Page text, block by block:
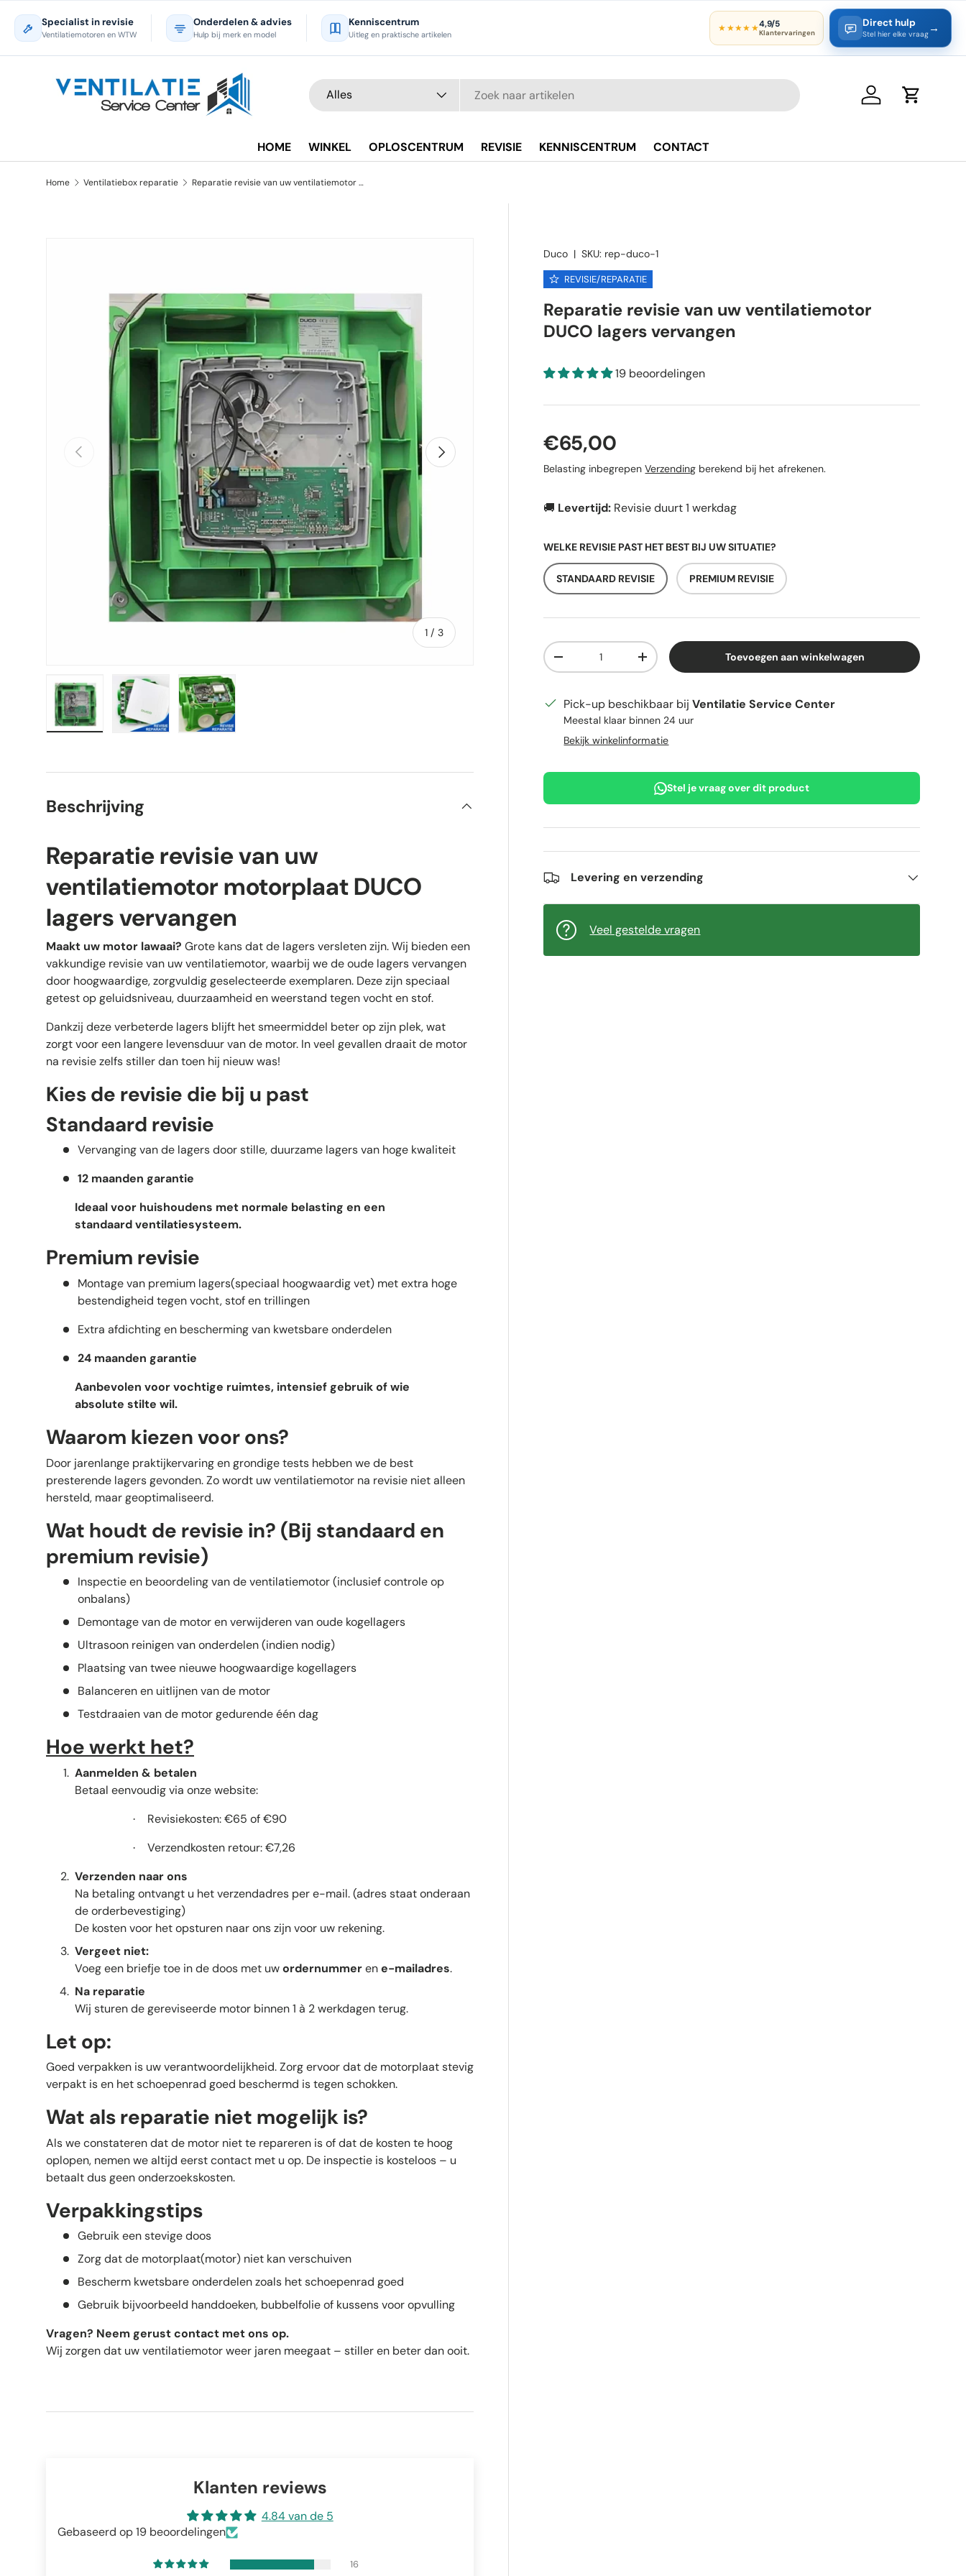
Ga naar inhoud
Specialist in revisie
Ventilatiemotoren en WTW
Onderdelen & advies
Hulp bij merk en model
Kenniscentrum
Uitleg en praktische artikelen
★★★★★4,9/5
Klantervaringen
Direct hulp
Stel hier elke vraag →
Zoeken
Productsoort
Alles Inloggen
HOME WINKEL OPLOSCENTRUM REVISIE KENNISCENTRUM CONTACT
Home Ventilatiebox reparatie Reparatie revisie van uw ventilatiemotor DUCO lagers vervangen
Vorige
1 /van
3
Volgende
Duco |SKU: rep-duco-1
REVISIE/REPARATIE
Reparatie revisie van uw ventilatiemotor
DUCO lagers vervangen
19 beoordelingen
Reguliere prijs
€65,00
Belasting inbegrepenVerzending berekend bij het afrekenen.
🚚 Levertijd: Revisie duurt 1 werkdag
WELKE REVISIE PAST HET BEST BIJ UW SITUATIE?
STANDAARD REVISIE PREMIUM REVISIE
Aantal
Verlaag de hoeveelheidVerhoog de hoeveelheidToevoegen aan winkelwagen
Pick-up beschikbaar bijVentilatie Service Center
Meestal klaar binnen 24 uur
Bekijk winkelinformatie
Stel je vraag over dit product
Levering en verzending
Veel gestelde vragen
Beschrijving
Reparatie revisie van uw
ventilatiemotor motorplaat DUCO
lagers vervangen
Maakt uw motor lawaai? Grote kans dat de lagers versleten zijn. Wij bieden een
vakkundige revisie van uw ventilatiemotor, waarbij we de oude lagers vervangen
door hoogwaardige, zorgvuldig geselecteerde exemplaren. Deze zijn speciaal
getest op geluidsniveau, duurzaamheid en weerstand tegen vocht en stof.
Dankzij deze verbeterde lagers blijft het smeermiddel beter op zijn plek, wat
zorgt voor een langere levensduur van de motor. In veel gevallen draait de motor
na revisie zelfs stiller dan toen hij nieuw was!
Kies de revisie die bij u past
Standaard revisie
Vervanging van de lagers door stille, duurzame lagers van hoge kwaliteit
12 maanden garantie
Ideaal voor huishoudens met normale belasting en een
standaard ventilatiesysteem.
Premium revisie
Montage van premium lagers(speciaal hoogwaardig vet) met extra hoge
bestendigheid tegen vocht, stof en trillingen
Extra afdichting en bescherming van kwetsbare onderdelen
24 maanden garantie
Aanbevolen voor vochtige ruimtes, intensief gebruik of wie
absolute stilte wil.
Waarom kiezen voor ons?
Door jarenlange praktijkervaring en grondige tests hebben we de best
presterende lagers gevonden. Zo wordt uw ventilatiemotor na revisie niet alleen
hersteld, maar geoptimaliseerd.
Wat houdt de revisie in? (Bij standaard en
premium revisie)
Inspectie en beoordeling van de ventilatiemotor (inclusief controle op
onbalans)
Demontage van de motor en verwijderen van oude kogellagers
Ultrasoon reinigen van onderdelen (indien nodig)
Plaatsing van twee nieuwe hoogwaardige kogellagers
Balanceren en uitlijnen van de motor
Testdraaien van de motor gedurende één dag
Hoe werkt het?
Aanmelden & betalen
Betaal eenvoudig via onze website:
· Revisiekosten: €65 of €90
·
Verzendkosten retour: €7,26
Verzenden naar ons
Na betaling ontvangt u het verzendadres per e-mail. (adres staat onderaan
de orderbevestiging)
De kosten voor het opsturen naar ons zijn voor uw rekening.
Vergeet niet:
Voeg een briefje toe in de doos met uwordernummerene-mailadres.
Na reparatie
Wij sturen de gereviseerde motor binnen 1 à 2 werkdagen terug.
Let op:
Goed verpakken is uw verantwoordelijkheid. Zorg ervoor dat de motorplaat stevig
verpakt is en het schoepenrad goed beschermd is tegen schokken.
Wat als reparatie niet mogelijk is?
Als we constateren dat de motor niet te repareren is of dat de kosten te hoog
oplopen, nemen we altijd eerst contact met u op. De inspectie is kosteloos – u
betaalt dus geen onderzoekskosten.
Verpakkingstips
Gebruik een stevige doos
Zorg dat de motorplaat(motor) niet kan verschuiven
Bescherm kwetsbare onderdelen zoals het schoepenrad goed
Gebruik bijvoorbeeld handdoeken, bubbelfolie of kussens voor opvulling
Vragen? Neem gerust contact met ons op.
Wij zorgen dat uw ventilatiemotor weer jaren meegaat – stiller en beter dan ooit.
Klanten reviews
4.84 van de 5
Gebaseerd op 19 beoordelingen
16